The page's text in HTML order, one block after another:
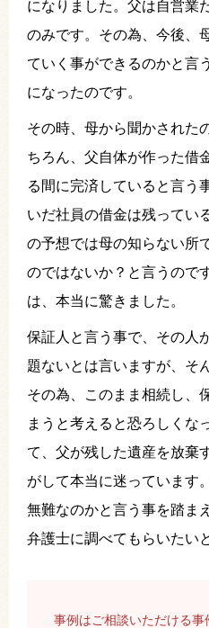
になりました。父は自営業
のみです。その為、今後、
ていく事ができるのかと言
になったのです。
その時、母から聞かされた
ちろん、父自体が作った借
る間に完済していると言う
いだ社員の借金は残ってい
の予想では母の知らない所
のではないか？と言うので
は、本当に驚きました。
保証人と言う事で、その人
題ないとは言いますが、そ
その為、このまま相続し、
まうと考えると恐ろしくな
て、父が残した遺産を放棄
がして本当に迷っています
無難なのかと言う事を踏ま
弁護士に調べてもらいたい
事例はご相談いただける